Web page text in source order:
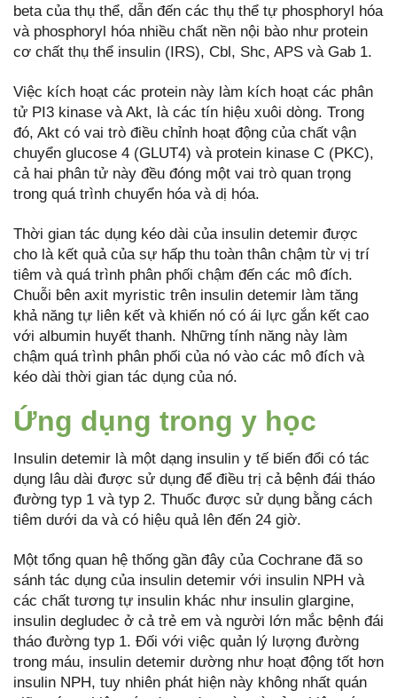
beta của thụ thể, dẫn đến các thụ thể tự phosphoryl hóa
và phosphoryl hóa nhiều chất nền nội bào như protein
cơ chất thụ thể insulin (IRS), Cbl, Shc, APS và Gab 1.
Việc kích hoạt các protein này làm kích hoạt các phân
tử PI3 kinase và Akt, là các tín hiệu xuôi dòng. Trong
đó, Akt có vai trò điều chỉnh hoạt động của chất vận
chuyển glucose 4 (GLUT4) và protein kinase C (PKC),
cả hai phân tử này đều đóng một vai trò quan trọng
trong quá trình chuyển hóa và dị hóa.
Thời gian tác dụng kéo dài của insulin detemir được
cho là kết quả của sự hấp thu toàn thân chậm từ vị trí
tiêm và quá trình phân phối chậm đến các mô đích.
Chuỗi bên axit myristic trên insulin detemir làm tăng
khả năng tự liên kết và khiến nó có ái lực gắn kết cao
với albumin huyết thanh. Những tính năng này làm
chậm quá trình phân phối của nó vào các mô đích và
kéo dài thời gian tác dụng của nó.
Ứng dụng trong y học
Insulin detemir là một dạng insulin y tế biến đổi có tác
dụng lâu dài được sử dụng để điều trị cả bệnh đái tháo
đường typ 1 và typ 2. Thuốc được sử dụng bằng cách
tiêm dưới da và có hiệu quả lên đến 24 giờ.
Một tổng quan hệ thống gần đây của Cochrane đã so
sánh tác dụng của insulin detemir với insulin NPH và
các chất tương tự insulin khác như insulin glargine,
insulin degludec ở cả trẻ em và người lớn mắc bệnh đái
tháo đường typ 1. Đối với việc quản lý lượng đường
trong máu, insulin detemir dường như hoạt động tốt hơn
insulin NPH, tuy nhiên phát hiện này không nhất quán